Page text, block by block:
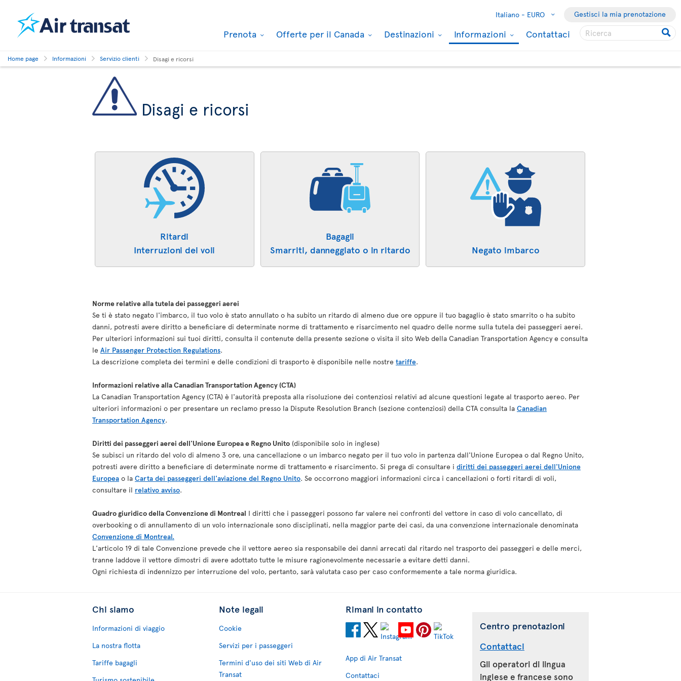
Italiano - EURO Gestisci la mia prenotazione
Prenota Offerte per il Canada Destinazioni Informazioni Contattaci
Home page Informazioni Servizio clienti Disagi e ricorsi
Disagi e ricorsi
Ritardi
Interruzioni dei voli
Bagagli
Smarriti, danneggiato o in ritardo
Negato imbarco
Norme relative alla tutela dei passeggeri aerei
Se ti è stato negato l'imbarco, il tuo volo è stato annullato o ha subito un ritardo di almeno due ore oppure il tuo bagaglio è stato smarrito o ha subito
danni, potresti avere diritto a beneficiare di determinate norme di trattamento e risarcimento nel quadro delle norme sulla tutela dei passeggeri aerei.
Per ulteriori informazioni sui tuoi diritti, consulta il contenute della presente sezione o visita il sito Web della Canadian Transportation Agency e consulta
le Air Passenger Protection Regulations.
La descrizione completa dei termini e delle condizioni di trasporto è disponibile nelle nostre tariffe.
Informazioni relative alla Canadian Transportation Agency (CTA)
La Canadian Transportation Agency (CTA) è l'autorità preposta alla risoluzione dei contenziosi relativi ad alcune questioni legate al trasporto aereo. Per
ulteriori informazioni o per presentare un reclamo presso la Dispute Resolution Branch (sezione contenziosi) della CTA consulta la Canadian
Transportation Agency.
Diritti dei passeggeri aerei dell'Unione Europea e Regno Unito (disponibile solo in inglese)
Se subisci un ritardo del volo di almeno 3 ore, una cancellazione o un imbarco negato per il tuo volo in partenza dall'Unione Europea o dal Regno Unito,
potresti avere diritto a beneficiare di determinate norme di trattamento e risarcimento. Si prega di consultare i diritti dei passeggeri aerei dell'Unione
Europea o la Carta dei passeggeri dell'aviazione del Regno Unito. Se occorrono maggiori informazioni circa i cancellazioni o forti ritardi di voli,
consultare il relativo avviso.
Quadro giuridico della Convenzione di Montreal I diritti che i passeggeri possono far valere nei confronti del vettore in caso di volo cancellato, di
overbooking o di annullamento di un volo internazionale sono disciplinati, nella maggior parte dei casi, da una convenzione internazionale denominata
Convenzione di Montreal.
L'articolo 19 di tale Convenzione prevede che il vettore aereo sia responsabile dei danni arrecati dal ritardo nel trasporto dei passeggeri e delle merci,
tranne laddove il vettore dimostri di avere adottato tutte le misure ragionevolmente necessarie a evitare detti danni.
Ogni richiesta di indennizzo per interruzione del volo, pertanto, sarà valutata caso per caso conformemente a tale norma giuridica.
Chi siamo
Informazioni di viaggio
La nostra flotta
Tariffe bagagli
Note legali
Cookie
Servizi per i passeggeri
Termini d'uso dei siti Web di Air
Transat
Rimani in contatto
App di Air Transat
Contattaci
Centro prenotazioni
Contattaci
Gli operatori di lingua
inglese e francese sono